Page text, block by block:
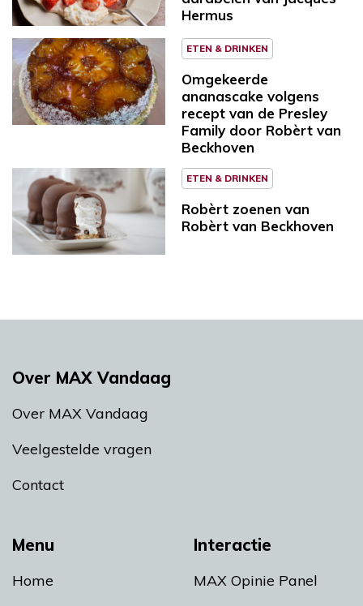
Hermus
ETEN & DRINKEN
Omgekeerde
ananascake volgens
recept van de Presley
Family door Robèrt van
Beckhoven
ETEN & DRINKEN
Robèrt zoenen van
Robèrt van Beckhoven
Menu
Home
Interactie
MAX Opinie Panel
Over MAX Vandaag
Over MAX Vandaag
Veelgestelde vragen
Contact